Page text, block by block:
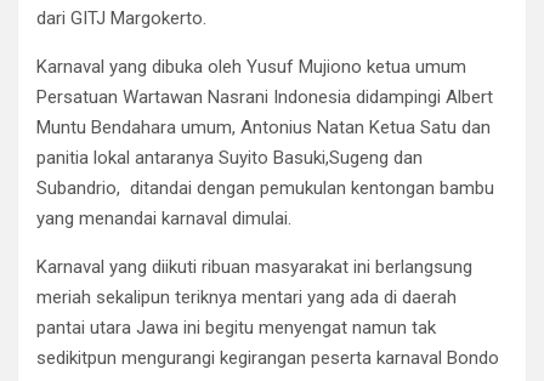
dari GITJ Margokerto.
Karnaval yang dibuka oleh Yusuf Mujiono ketua umum
Persatuan Wartawan Nasrani Indonesia didampingi Albert
Muntu Bendahara umum, Antonius Natan Ketua Satu dan
panitia lokal antaranya Suyito Basuki,Sugeng dan
Subandrio, ditandai dengan pemukulan kentongan bambu
yang menandai karnaval dimulai.
Karnaval yang diikuti ribuan masyarakat ini berlangsung
meriah sekalipun teriknya mentari yang ada di daerah
pantai utara Jawa ini begitu menyengat namun tak
sedikitpun mengurangi kegirangan peserta karnaval Bondo